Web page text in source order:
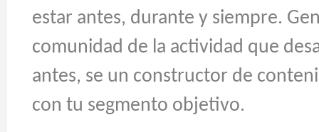
estar antes, durante y siempre.
comunidad de la actividad que
antes, se un constructor de
con tu segmento objetivo.